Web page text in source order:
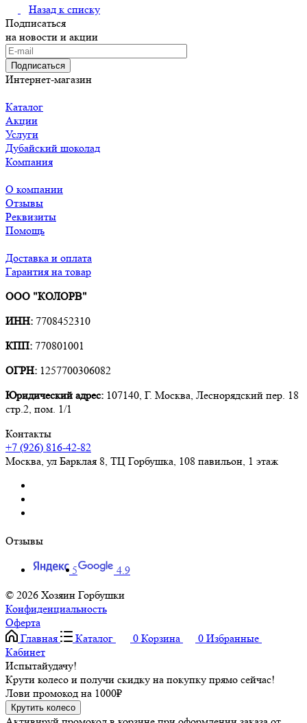
Назад к списку
Подписаться
на новости и акции
Подписаться
Интернет-магазин
Каталог
Акции
Услуги
Дубайский шоколад
Компания
О компании
Отзывы
Реквизиты
Помощь
Доставка и оплата
Гарантия на товар
ООО "КОЛОРВ"
ИНН: 7708452310
КПП: 770801001
ОГРН: 1257700306082
Юридический адрес: 107140, Г. Москва, Леснорядский пер. 18
стр.2, пом. 1/1
Контакты
+7 (926) 816-42-82
Москва, ул Барклая 8, ТЦ Горбушка, 108 павильон, 1 этаж
Отзывы
5
4.9
© 2026 Хозяин Горбушки
Конфиденциальность
Оферта
Главная
Каталог 0 Корзина 0 Избранные
Кабинет
Испытайудачу!
Крути колесо и получи скидку на покупку прямо сейчас!
Лови промокод на 1000₽
Крутить колесо